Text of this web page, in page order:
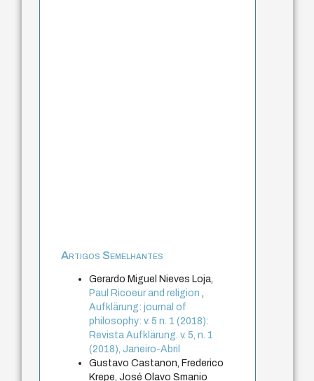
Artigos Semelhantes
Gerardo Miguel Nieves Loja,
Paul Ricoeur and religion
Aufklärung: journal of
philosophy: v. 5 n. 1 (2018):
Revista Aufklärung. v. 5, n. 1
(2018), Janeiro-Abril
Gustavo Castanon, Frederico
Krepe, José Olavo Smanio